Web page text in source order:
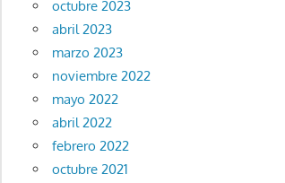
octubre 2023
abril 2023
marzo 2023
noviembre 2022
mayo 2022
abril 2022
febrero 2022
octubre 2021